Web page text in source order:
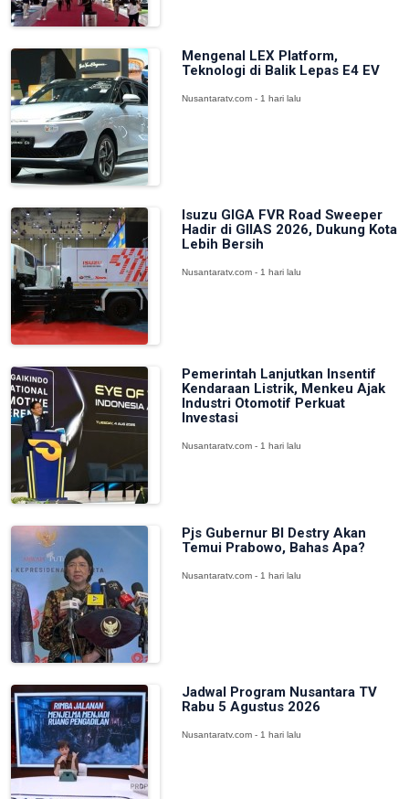
Mengenal LEX Platform,
Teknologi di Balik Lepas E4 EV
Nusantaratv.com - 1 hari lalu
Isuzu GIGA FVR Road Sweeper
Hadir di GIIAS 2026, Dukung Kota
Lebih Bersih
Nusantaratv.com - 1 hari lalu
Pemerintah Lanjutkan Insentif
Kendaraan Listrik, Menkeu Ajak
Industri Otomotif Perkuat
Investasi
Nusantaratv.com - 1 hari lalu
Pjs Gubernur BI Destry Akan
Temui Prabowo, Bahas Apa?
Nusantaratv.com - 1 hari lalu
Jadwal Program Nusantara TV
Rabu 5 Agustus 2026
Nusantaratv.com - 1 hari lalu